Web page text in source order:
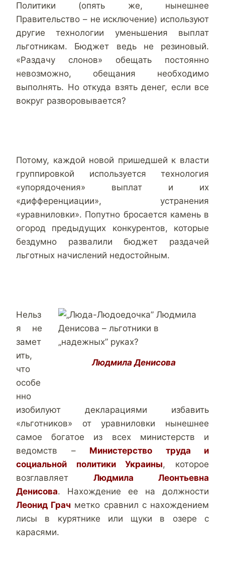
Политики (опять же, нынешнее
Правительство – не исключение) используют
другие технологии уменьшения выплат
льготникам. Бюджет ведь не резиновый.
«Раздачу слонов» обещать постоянно
невозможно, обещания необходимо
выполнять. Но откуда взять денег, если все
вокруг разворовывается?
Потому, каждой новой пришедшей к власти
группировкой используется технология
«упорядочения» выплат и их
«дифференциации», устранения
«уравниловки». Попутно бросается камень в
огород предыдущих конкурентов, которые
бездумно развалили бюджет раздачей
льготных начислений недостойным.
Людмила Денисова
Нельз
я не
замет
ить,
что
особе
нно
изобилуют декларациями избавить
«льготников» от уравниловки нынешнее
самое богатое из всех министерств и
ведомств – Министерство труда и
социальной политики Украины, которое
возглавляет Людмила Леонтьевна
Денисова. Нахождение ее на должности
Леонид Грач метко сравнил с нахождением
лисы в курятнике или щуки в озере с
карасями.